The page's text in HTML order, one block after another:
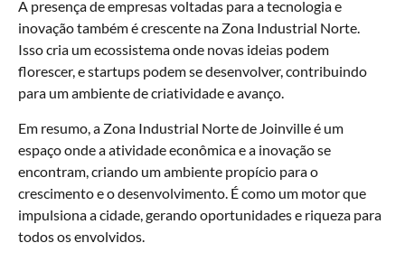
A presença de empresas voltadas para a tecnologia e
inovação também é crescente na Zona Industrial Norte.
Isso cria um ecossistema onde novas ideias podem
florescer, e startups podem se desenvolver, contribuindo
para um ambiente de criatividade e avanço.
Em resumo, a Zona Industrial Norte de Joinville é um
espaço onde a atividade econômica e a inovação se
encontram, criando um ambiente propício para o
crescimento e o desenvolvimento. É como um motor que
impulsiona a cidade, gerando oportunidades e riqueza para
todos os envolvidos.